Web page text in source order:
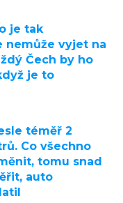
je tak
nemůže vyjet na
Čech by ho
je to
téměř 2
Co všechno
tomu snad
auto